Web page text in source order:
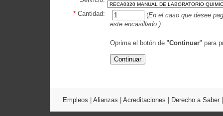
* Cantidad: (En el caso que desee
este encasillado.)
Oprima el botón de "Continuar" para
Empleos Alianzas Acreditaciones Derecho a Saber